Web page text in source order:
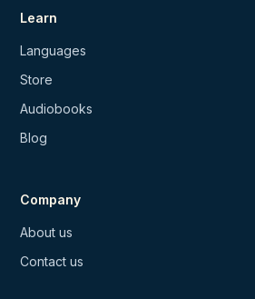
Learn
Languages
Store
Audiobooks
Blog
Company
About us
Contact us